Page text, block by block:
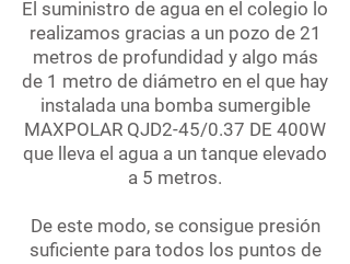
El suministro de agua en el colegio lo
realizamos gracias a un pozo de 21
metros de profundidad y algo más
de 1 metro de diámetro en el que hay
instalada una bomba sumergible
MAXPOLAR QJD2-45/0.37 DE 400W
que lleva el agua a un tanque elevado
a 5 metros.
De este modo, se consigue presión
suficiente para todos los puntos de